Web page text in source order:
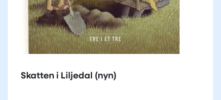
Skatten i Liljedal (nyn)